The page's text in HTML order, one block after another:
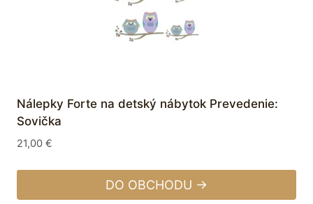
Nálepky Forte na detský nábytok Prevedenie:
Sovička
21,00 €
DO OBCHODU →